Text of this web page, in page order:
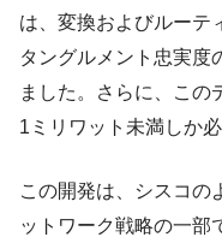
は、変換およびルーテ
タングルメント忠実度
ました。さらに、この
1ミリワット未満しか
この開発は、シスコの
ットワーク戦略の一部